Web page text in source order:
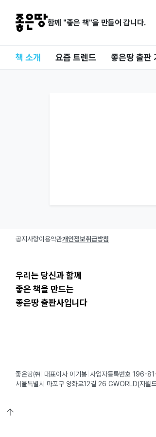
함께 "좋은 책"을 만들어 갑니다.
책 소개 요즘 트렌드 좋은땅 출판
공지사항이용약관개인정보취급방침
우리는 당신과 함께
좋은 책을 만드는
좋은땅 출판사입니다
좋은땅㈜ 대표이사 이기봉 사업자등록번호 196-
서울특별시 마포구 양화로12길 26 GWORLD(지월